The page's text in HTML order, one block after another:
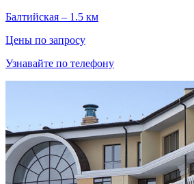
Балтийская – 1.5 км
Цены по запросу
Узнавайте по телефону